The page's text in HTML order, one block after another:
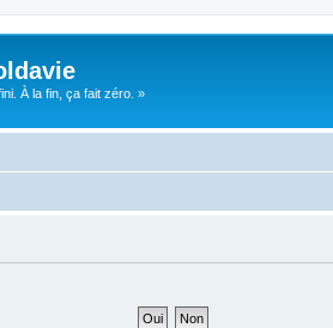
À la fin, ça fait zéro. »